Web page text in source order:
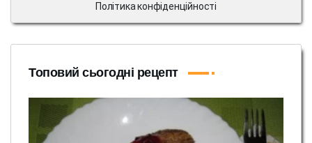
Політика конфіденційності
Топовий сьогодні рецепт